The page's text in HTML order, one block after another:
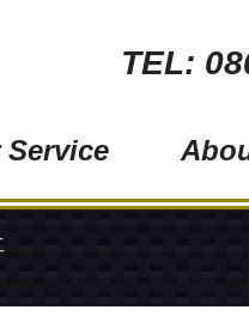
TEL:
)
Service
プロテクションフィ
イトクリーニング